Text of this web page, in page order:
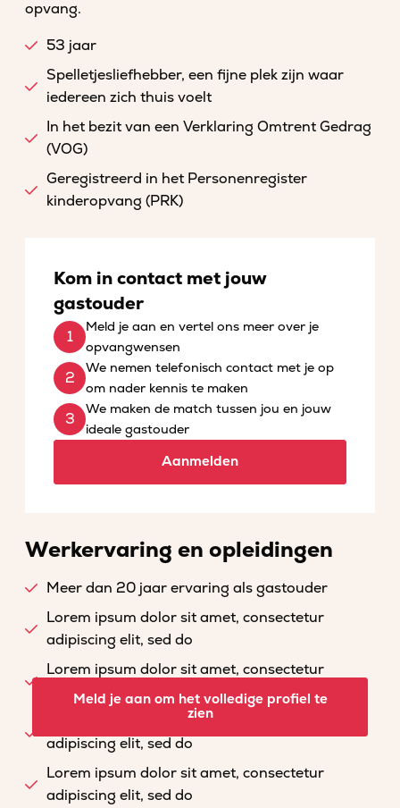
opvang.
53 jaar
Spelletjesliefhebber, een fijne plek zijn waar
iedereen zich thuis voelt
In het bezit van een Verklaring Omtrent Gedrag
(VOG)
Geregistreerd in het Personenregister
kinderopvang (PRK)
Kom in contact met jouw
gastouder
Meld je aan en vertel ons meer over je
opvangwensen
We nemen telefonisch contact met je op
om nader kennis te maken
We maken de match tussen jou en jouw
ideale gastouder
Aanmelden
Werkervaring en opleidingen
Meer dan 20 jaar ervaring als gastouder
Lorem ipsum dolor sit amet, consectetur
adipiscing elit, sed do
Lorem ipsum dolor sit amet, consectetur
adipiscing elit, sed do
Lorem ipsum dolor sit amet, consectetur
adipiscing elit, sed do
Lorem ipsum dolor sit amet, consectetur
adipiscing elit, sed do
Meld je aan om het volledige profiel te
zien